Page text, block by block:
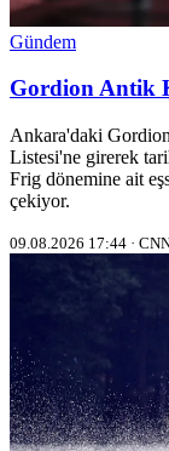
Gündem
Gordion Antik
Ankara'daki
Listesi'ne girerek
Frig dönemine ait
çekiyor.
09.08.2026 17:44 ·